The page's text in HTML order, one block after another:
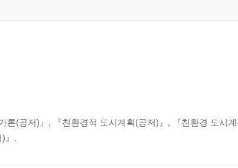
론(공저)』, 『친환경적 도시계획(공저)』, 『친환경 도시
』.